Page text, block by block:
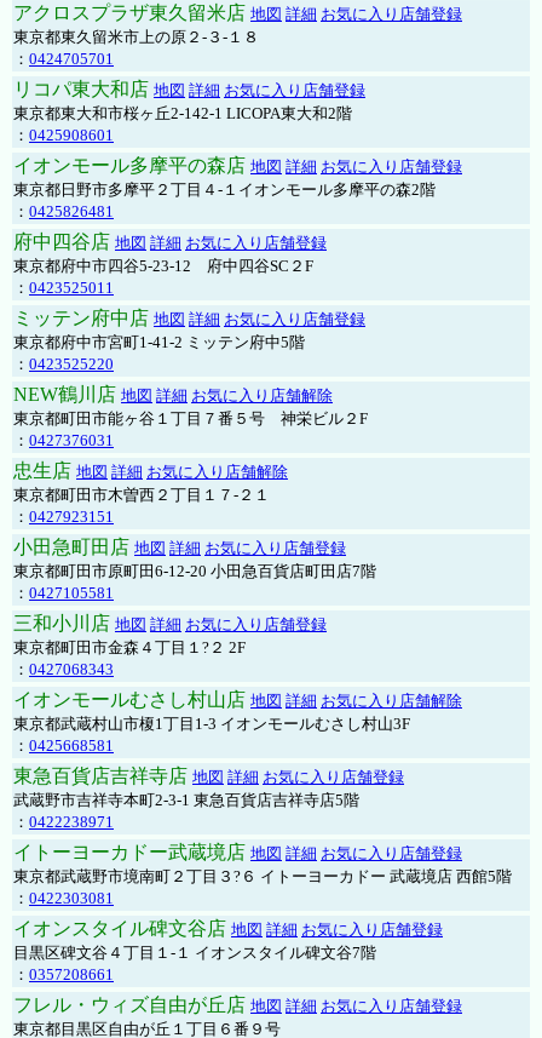
アクロスプラザ東久留米店 地図 詳細 お気に入り店舗登録
東京都東久留米市上の原２-３-１８
： 0424705701
リコパ東大和店 地図 詳細 お気に入り店舗登録
東京都東大和市桜ヶ丘2-142-1 LICOPA東大和2階
： 0425908601
イオンモール多摩平の森店 地図 詳細 お気に入り店舗登録
東京都日野市多摩平２丁目４-１イオンモール多摩平の森2階
： 0425826481
府中四谷店 地図 詳細 お気に入り店舗登録
東京都府中市四谷5-23-12 府中四谷SC２F
： 0423525011
ミッテン府中店 地図 詳細 お気に入り店舗登録
東京都府中市宮町1-41-2 ミッテン府中5階
： 0423525220
NEW鶴川店 地図 詳細 お気に入り店舗解除
東京都町田市能ヶ谷１丁目７番５号 神栄ビル２F
： 0427376031
忠生店 地図 詳細 お気に入り店舗解除
東京都町田市木曽西２丁目１７-２１
： 0427923151
小田急町田店 地図 詳細 お気に入り店舗登録
東京都町田市原町田6-12-20 小田急百貨店町田店7階
： 0427105581
三和小川店 地図 詳細 お気に入り店舗登録
東京都町田市金森４丁目１?２ 2F
： 0427068343
イオンモールむさし村山店 地図 詳細 お気に入り店舗解除
東京都武蔵村山市榎1丁目1-3 イオンモールむさし村山3F
： 0425668581
東急百貨店吉祥寺店 地図 詳細 お気に入り店舗登録
武蔵野市吉祥寺本町2-3-1 東急百貨店吉祥寺店5階
： 0422238971
イトーヨーカドー武蔵境店 地図 詳細 お気に入り店舗登録
東京都武蔵野市境南町２丁目３?６ イトーヨーカドー 武蔵境店 西館5階
： 0422303081
イオンスタイル碑文谷店 地図 詳細 お気に入り店舗登録
目黒区碑文谷４丁目１-１ イオンスタイル碑文谷7階
： 0357208661
フレル・ウィズ自由が丘店 地図 詳細 お気に入り店舗登録
東京都目黒区自由が丘１丁目６番９号